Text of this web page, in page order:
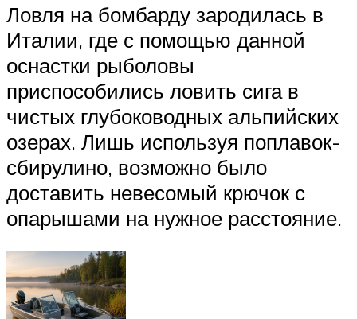
Ловля на бомбарду зародилась в
Италии, где с помощью данной
оснастки рыболовы
приспособились ловить сига в
чистых глубоководных альпийских
озерах. Лишь используя поплавок-
сбирулино, возможно было
доставить невесомый крючок с
опарышами на нужное расстояние.